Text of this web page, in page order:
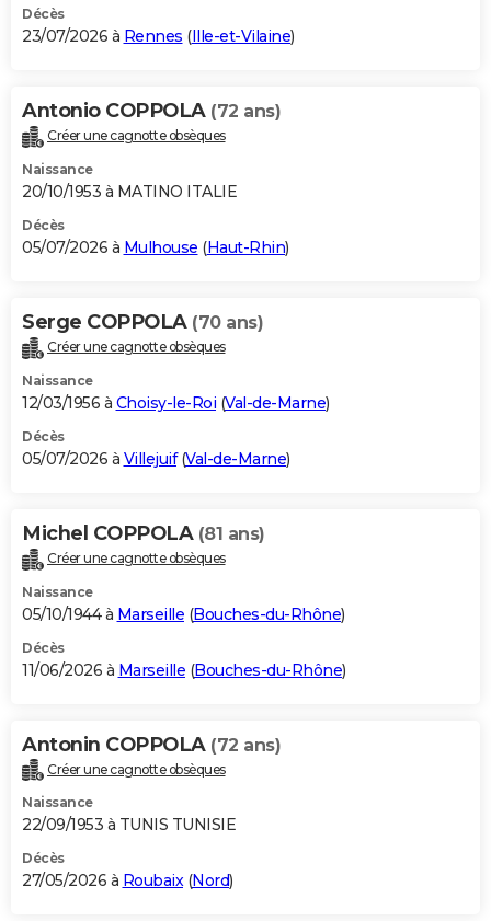
BONS PLANS
Carte de Noël
Carte Bonne année
Carte Saint-Valentin
Carte Pâques
Carte d'anniversaire
DICTIONNAIRE
Dictionnaire
Biographies
Citations
Expressions
Proverbes
PROGRAMME TV
S'inscrire
Se connecter
Lycées
Collèges
Primaires
Universités
Entreprises
Service militaire
Avis de recherche
AVIS DE DÉCÈS
Bricolage
Lifestyle
Culture
Sport
Auto
Television
Voyage
Cinema
Décès
23/07/2026 à Rennes (Ille-et-Vilaine)
Antonio COPPOLA (72 ans)
Créer une cagnotte obsèques
Naissance
20/10/1953 à MATINO ITALIE
Décès
05/07/2026 à Mulhouse (Haut-Rhin)
Serge COPPOLA (70 ans)
Créer une cagnotte obsèques
Naissance
12/03/1956 à Choisy-le-Roi (Val-de-Marne)
Décès
05/07/2026 à Villejuif(Val-de-Marne)
Michel COPPOLA (81 ans)
Créer une cagnotte obsèques
Naissance
05/10/1944 à Marseille (Bouches-du-Rhône)
Décès
11/06/2026 à Marseille (Bouches-du-Rhône)
Antonin COPPOLA (72 ans)
Créer une cagnotte obsèques
Naissance
22/09/1953 à TUNIS TUNISIE
Décès
27/05/2026 à Roubaix(Nord)